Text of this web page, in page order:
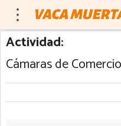
Actividad:
Cámaras de